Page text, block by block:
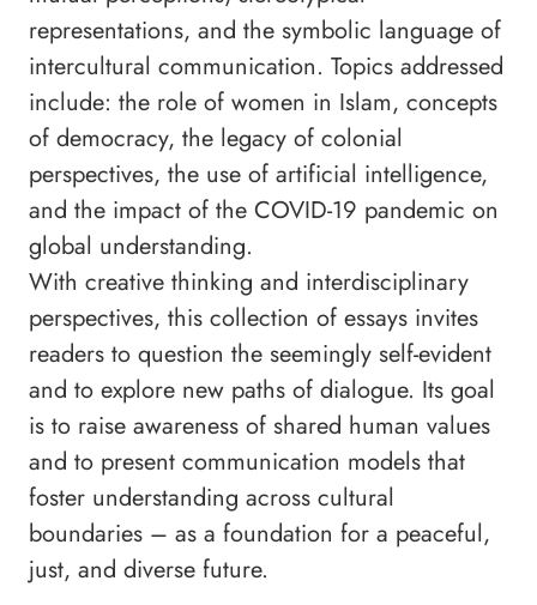
representations, and the symbolic language of
intercultural communication. Topics addressed
include: the role of women in Islam, concepts
of democracy, the legacy of colonial
perspectives, the use of artificial intelligence,
and the impact of the COVID-19 pandemic on
global understanding.
With creative thinking and interdisciplinary
perspectives, this collection of essays invites
readers to question the seemingly self-evident
and to explore new paths of dialogue. Its goal
is to raise awareness of shared human values
and to present communication models that
foster understanding across cultural
boundaries – as a foundation for a peaceful,
just, and diverse future.